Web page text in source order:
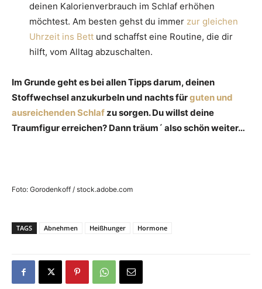
deinen Kalorienverbrauch im Schlaf erhöhen
möchtest. Am besten gehst du immer zur gleichen
Uhrzeit ins Bett und schaffst eine Routine, die dir
hilft, vom Alltag abzuschalten.
Im Grunde geht es bei allen Tipps darum, deinen
Stoffwechsel anzukurbeln und nachts fürguten und
ausreichenden Schlafzu sorgen. Du willst deine
Traumfigur erreichen? Dann träum´ also schön weiter…
Foto: Gorodenkoff / stock.adobe.com
TAGS Abnehmen Heißhunger Hormone